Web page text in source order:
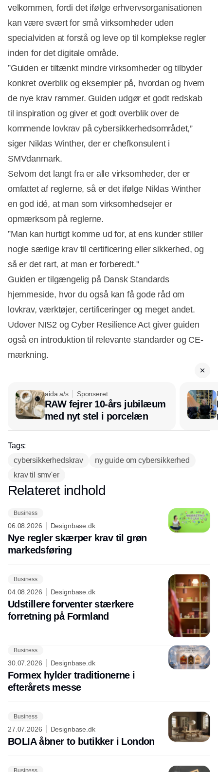
velkommen, fordi det ifølge erhvervsorganisationen
kan være svært for små virksomheder uden
specialviden at forstå og leve op til komplekse regler
inden for det digitale område.
”Guiden er tiltænkt mindre virksomheder og tilbyder
konkret overblik og eksempler på, hvordan og hvem
de nye krav rammer. Guiden udgør et godt redskab
til inspiration og giver et godt overblik over de
kommende lovkrav på cybersikkerhedsområdet,”
siger Niklas Winther, der er chefkonsulent i
SMVdanmark.
Selvom det langt fra er alle virksomheder, der er
omfattet af reglerne, så er det ifølge Niklas Winther
en god idé, at man som virksomhedsejer er
opmærksom på reglerne.
”Man kan hurtigt komme ud for, at ens kunder stiller
nogle særlige krav til certificering eller sikkerhed, og
så er det rart, at man er forberedt."
Guiden er tilgængelig på Dansk Standards
hjemmeside, hvor du også kan få gode råd om
lovkrav, værktøjer, certificeringer og meget andet.
Udover NIS2 og Cyber Resilience Act giver guiden
også en introduktion til relevante standarder og CE-
mærkning.
Annonce
aida a/s Sponseret
RAW fejrer 10-års jubilæum
med nyt stel i porcelæn
Tags:
cybersikkerhedskrav
ny guide om cybersikkerhed
krav til smv'er
Annonce
Relateret indhold
Business
06.08.2026 Designbase.dk
Nye regler skærper krav til grøn
markedsføring
Business
04.08.2026 Designbase.dk
Udstillere forventer stærkere
forretning på Formland
Business
30.07.2026 Designbase.dk
Formex hylder traditionerne i
efterårets messe
Business
27.07.2026 Designbase.dk
BOLIA åbner to butikker i London
Business